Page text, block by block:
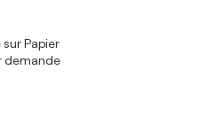
sur Papier
demande